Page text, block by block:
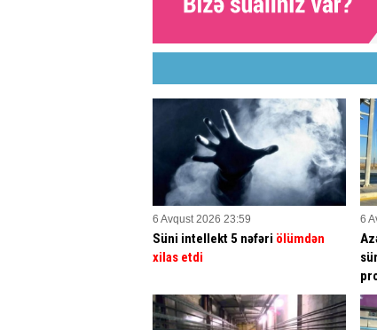
6 Avqust 2026 23:59
Süni intellekt 5 nəfəri ölümdən
xilas etdi
6